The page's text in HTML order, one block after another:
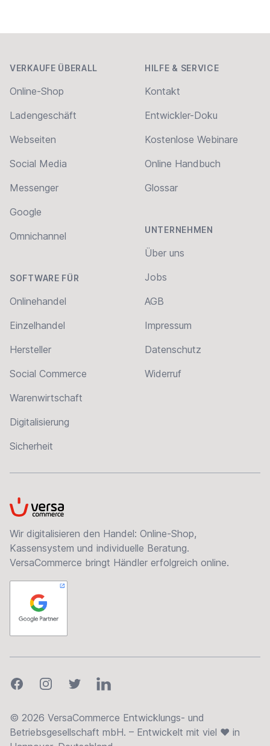
VERKAUFE ÜBERALL
Online-Shop
Ladengeschäft
Webseiten
Social Media
Messenger
Google
Omnichannel
SOFTWARE FÜR
Onlinehandel
Einzelhandel
Hersteller
Social Commerce
Warenwirtschaft
Digitalisierung
Sicherheit
HILFE & SERVICE
Kontakt
Entwickler-Doku
Kostenlose Webinare
Online Handbuch
Glossar
UNTERNEHMEN
Über uns
Jobs
AGB
Impressum
Datenschutz
Widerruf
VersaCommerce
Wir digitalisieren den Handel: Online-Shop,
Kassensystem und individuelle Beratung.
VersaCommerce bringt Händler erfolgreich online.
FacebookInstagramTwitterLinkedIn
© 2026 VersaCommerce Entwicklungs- und
Betriebsgesellschaft mbH. – Entwickelt mit viel ❤ in